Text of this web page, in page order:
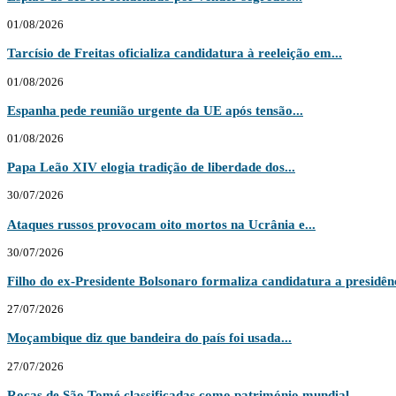
01/08/2026
Tarcísio de Freitas oficializa candidatura à reeleição em...
01/08/2026
Espanha pede reunião urgente da UE após tensão...
01/08/2026
Papa Leão XIV elogia tradição de liberdade dos...
30/07/2026
Ataques russos provocam oito mortos na Ucrânia e...
30/07/2026
Filho do ex-Presidente Bolsonaro formaliza candidatura a
27/07/2026
Moçambique diz que bandeira do país foi usada...
27/07/2026